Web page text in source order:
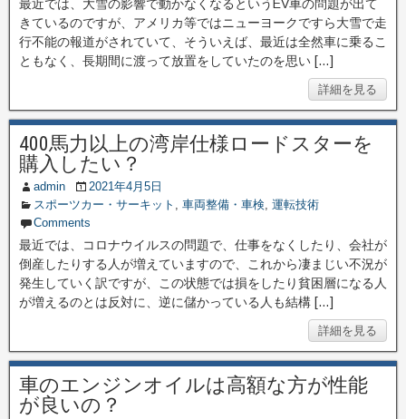
最近では、大雪の影響で動かなくなるというEV車の問題が出て
きているのですが、アメリカ等ではニューヨークですら大雪で走
行不能の報道がされていて、そういえば、最近は全然車に乗るこ
ともなく、長期間に渡って放置をしていたのを思い […]
詳細を見る
400馬力以上の湾岸仕様ロードスターを
購入したい？
admin
2021年4月5日
スポーツカー・サーキット , 車両整備・車検, 運転技術
Comments
最近では、コロナウイルスの問題で、仕事をなくしたり、会社が
倒産したりする人が増えていますので、これから凄まじい不況が
発生していく訳ですが、この状態では損をしたり貧困層になる人
が増えるのとは反対に、逆に儲かっている人も結構 […]
詳細を見る
車のエンジンオイルは高額な方が性能
が良いの？